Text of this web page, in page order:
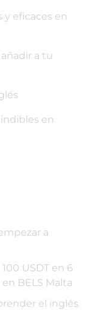
y eficaces en
a tu
en
a
USDT en 6
BELS Malta
el inglés